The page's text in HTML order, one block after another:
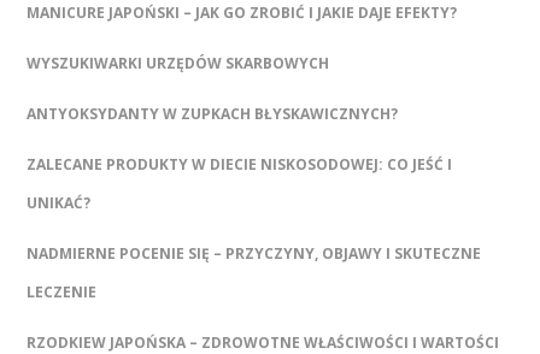
MANICURE JAPOŃSKI – JAK GO ZROBIĆ I JAKIE DAJE EFEKTY?
WYSZUKIWARKI URZĘDÓW SKARBOWYCH
ANTYOKSYDANTY W ZUPKACH BŁYSKAWICZNYCH?
ZALECANE PRODUKTY W DIECIE NISKOSODOWEJ: CO JEŚĆ I
UNIKAĆ?
NADMIERNE POCENIE SIĘ – PRZYCZYNY, OBJAWY I SKUTECZNE
LECZENIE
RZODKIEW JAPOŃSKA – ZDROWOTNE WŁAŚCIWOŚCI I WARTOŚCI